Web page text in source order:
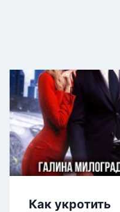
Как укротить